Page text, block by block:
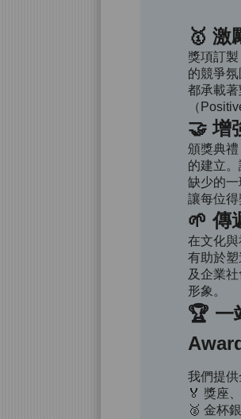
🥇 激
獎項訂
的競爭
都承載
（
🤝 增
頒獎典
的建立
缺少的
讓每位得
🌱 傳
在文化
有助於
及企業
形象。
🏆 一
我們提
🏅 獎座
🥈 金杯